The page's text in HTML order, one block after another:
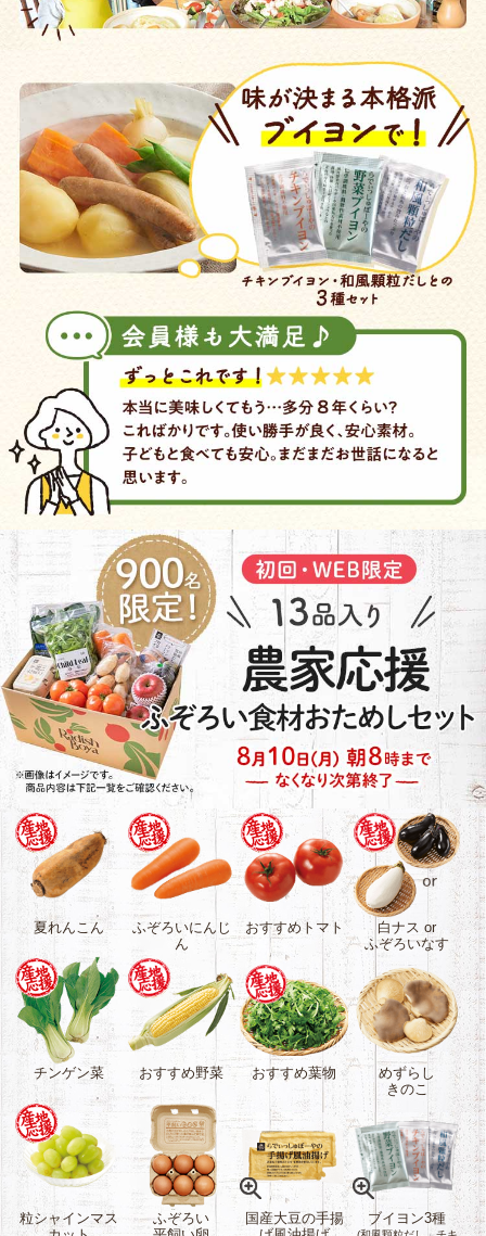
夏れんこん
ふぞろいにんじ
ん
おすすめトマト
白ナス or
ふぞろいなす
チンゲン菜 おすすめ野菜 おすすめ葉物
めずらし
きのこ
粒シャインマス
ふぞろい
国産大豆の手揚
ブイヨン3種